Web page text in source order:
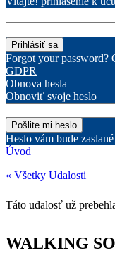
Forgot your password?
GDPR
Obnova hesla
Obnoviť svoje heslo
Heslo vám bude
Úvod
« Všetky Udalosti
Táto udalosť už
WALKING